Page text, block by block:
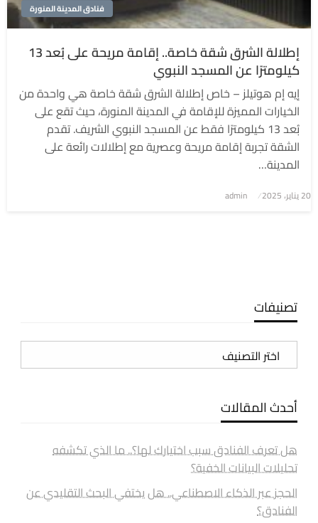
فنادق المدينة المنورة
إطلالة الشرق شقة خاصة.. إقامة مريحة على بُعد 13
كيلومترًا عن المسجد النبوي
إيه إم هوتيلز – خاص إطلالة الشرق شقة خاصة هي واحدة من
الخيارات المميزة للإقامة في المدينة المنورة، حيث تقع على
بُعد 13 كيلومترًا فقط عن المسجد النبوي الشريف. تقدم
الشقة تجربة إقامة مريحة وعصرية مع إطلالات رائعة على
المدينة…
نُشر
20 يناير، 2025 admin
تصنيفات
تصنيفات
أحدث المقالات
هل تعرف الفنادق سبب اختيارك لها؟.. ما الذي تكشفه
تحليلات البيانات الخفية؟
الحجز عبر الذكاء الاصطناعي.. هل يختفي البحث التقليدي عن
الفنادق؟